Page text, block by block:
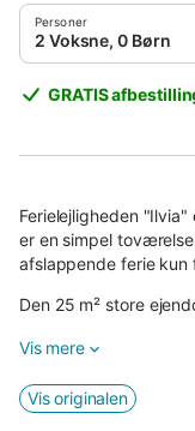
Personer
2 Voksne, 0 Børn
GRATIS
Ferielejligheden
er en simpel
afslappende ferie
Den 25 m² store
kan rumme op til 4
Yderligere faciliteter
Højdepunktet ved
Vis mere
Vis originalen